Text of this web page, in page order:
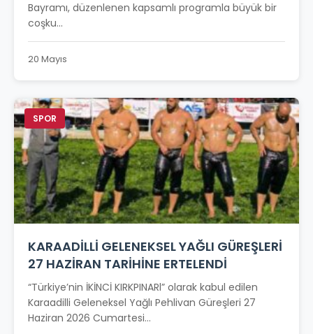
Bayramı, düzenlenen kapsamlı programla büyük bir
coşku...
20 Mayıs
SPOR
KARAADİLLİ GELENEKSEL YAĞLI GÜREŞLERİ
27 HAZİRAN TARİHİNE ERTELENDİ
“Türkiye’nin İKİNCİ KIRKPINARl” olarak kabul edilen
Karaadilli Geleneksel Yağlı Pehlivan Güreşleri 27
Haziran 2026 Cumartesi...